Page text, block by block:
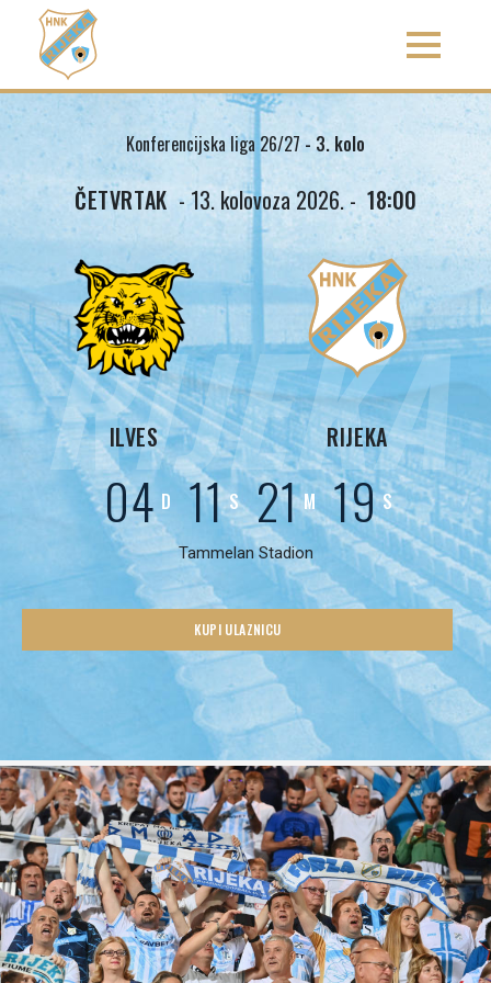
RIJEKA
Konferencijska liga 26/27 - 3. kolo
ČETVRTAK - 13. kolovoza 2026. - 18:00
ILVES RIJEKA
04 D 11 S 21 M 17 S
Tammelan Stadion
KUPI ULAZNICU